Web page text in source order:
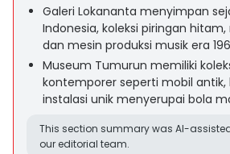
Galeri Lokananta menyimpan
Indonesia, koleksi piringan
dan mesin produksi musik era
Museum Tumurun memiliki
kontemporer seperti mobil antik,
instalasi unik menyerupai bola
This section summary was AI-
our editorial team.